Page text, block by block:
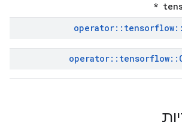
operator:: tensorflow::
operator:: tensorflow::